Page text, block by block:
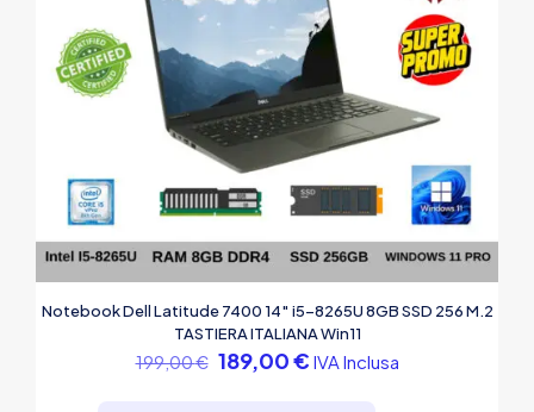
Notebook Dell Latitude 7400 14″ i5-8265U 8GB SSD 256 M.2
TASTIERA ITALIANA Win11
199,00€ Il
prezzo
189,00€IlIVA Inclusa